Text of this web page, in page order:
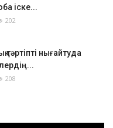
іске...
202
тәртіпті нығайтуда
208